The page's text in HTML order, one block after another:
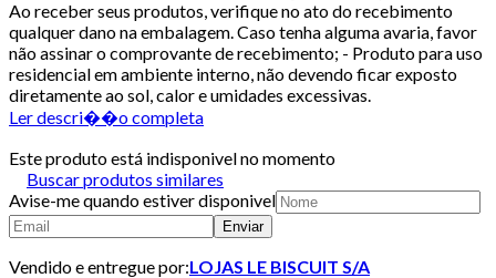
Ao receber seus produtos, verifique no ato do recebimento
qualquer dano na embalagem. Caso tenha alguma avaria, favor
não assinar o comprovante de recebimento; - Produto para uso
residencial em ambiente interno, não devendo ficar exposto
diretamente ao sol, calor e umidades excessivas.
Ler descri��o completa
Este produto está indisponivel no momento
Buscar produtos similares
Avise-me quando estiver disponivel
Enviar
Vendido e entregue por:LOJAS LE BISCUIT S/A